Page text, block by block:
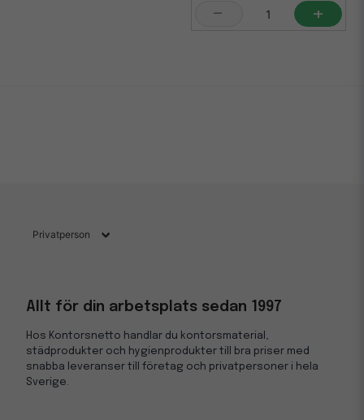
- +
Allt för din arbetsplats sedan 1997
Hos Kontorsnetto handlar du kontorsmaterial,
städprodukter och hygienprodukter till bra priser med
snabba leveranser till företag och privatpersoner i hela
Sverige.